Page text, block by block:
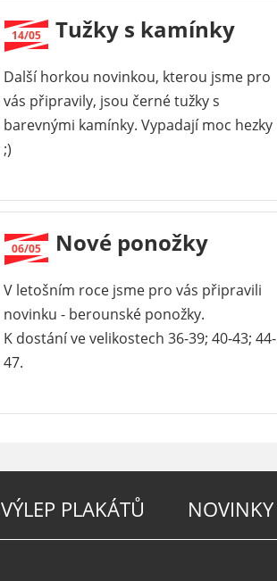
14/05 Tužky s kamínky
Další horkou novinkou, kterou jsme pro
vás připravily, jsou černé tužky s
barevnými kamínky. Vypadají moc hezky
;)
06/05 Nové ponožky
V letošním roce jsme pro vás připravili
novinku - berounské ponožky.
K dostání ve velikostech 36-39; 40-43; 44-
47.
VÝLEP PLAKÁTŮ NOVINKY